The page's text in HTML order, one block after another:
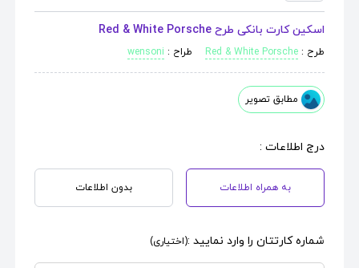
اسکین کارت بانکی طرح Red & White Porsche
طرح : Red & White Porsche طراح : wensoni
درج اطلاعات :
به همراه اطلاعات بدون اطلاعات
شماره کارتتان را وارد نمایید :(اختیاری)
مطابق تصویر